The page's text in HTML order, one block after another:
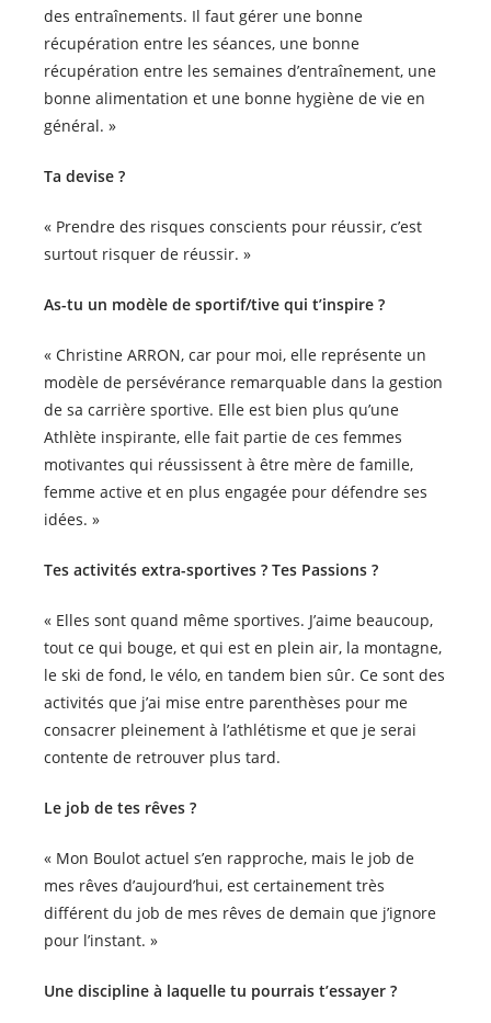
des entraînements. Il faut gérer une bonne
récupération entre les séances, une bonne
récupération entre les semaines d’entraînement, une
bonne alimentation et une bonne hygiène de vie en
général. »
Ta devise ?
« Prendre des risques conscients pour réussir, c’est
surtout risquer de réussir. »
As-tu un modèle de sportif/tive qui t’inspire ?
« Christine ARRON, car pour moi, elle représente un
modèle de persévérance remarquable dans la gestion
de sa carrière sportive. Elle est bien plus qu’une
Athlète inspirante, elle fait partie de ces femmes
motivantes qui réussissent à être mère de famille,
femme active et en plus engagée pour défendre ses
idées. »
Tes activités extra-sportives ? Tes Passions ?
« Elles sont quand même sportives. J’aime beaucoup,
tout ce qui bouge, et qui est en plein air, la montagne,
le ski de fond, le vélo, en tandem bien sûr. Ce sont des
activités que j’ai mise entre parenthèses pour me
consacrer pleinement à l’athlétisme et que je serai
contente de retrouver plus tard.
Le job de tes rêves ?
« Mon Boulot actuel s’en rapproche, mais le job de
mes rêves d’aujourd’hui, est certainement très
différent du job de mes rêves de demain que j’ignore
pour l’instant. »
Une discipline à laquelle tu pourrais t’essayer ?